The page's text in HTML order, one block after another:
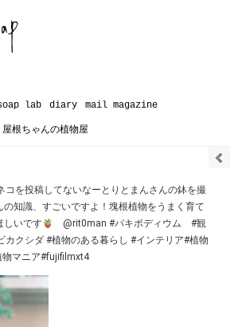
lab diary mail magazine
屋根ちゃんの植物屋
コを投稿してないなーとりとまんさんの鉢を撮
の知識、すごいですよ！塊根植物をうまく育て
しいです
@rit0man #パキポディウム #観
クシダ #植物のある暮らし #インテリア#植物
物マニア#fujifilmxt4